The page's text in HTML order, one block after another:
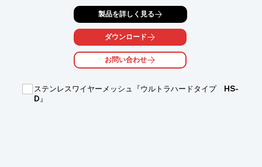
電源で使用でき、手動ハンドルも標準装備しているため、設置場
所を選ばず、安全な搬入作業をサポートします。
【活用シーン】
・大型印刷機の搬入・搬出
・工場内での印刷機の移動
・天井クレーンがない場所での設置
・100V電源で手軽に利用可能
・ウレタン車輪で床を傷つけにくい
製品を詳しく見る
ダウンロード
お問い合わせ
ステンレスワイヤーメッシュ『ウルトラハードタイプ HS-
D』